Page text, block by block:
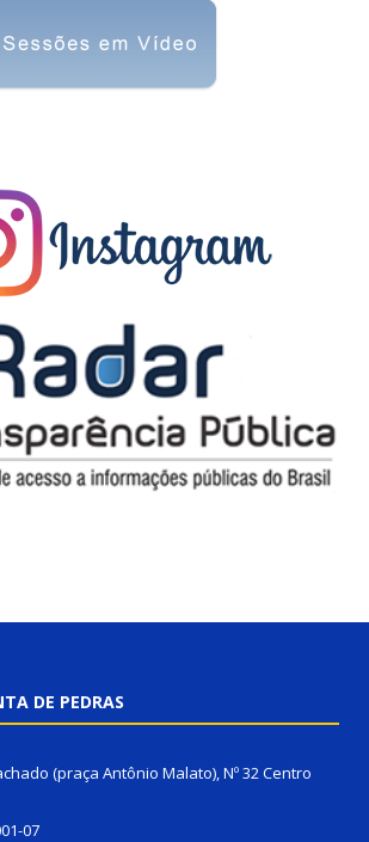
DE PEDRAS
(praça Antônio Malato), Nº 32 Centro
07